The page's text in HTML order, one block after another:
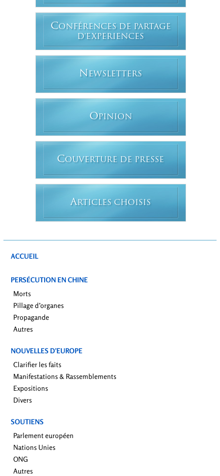
CONFÉRENCES DE PARTAGE
D'EXPERIENCES
N EWSLETTERS
OPINION
COUVERTURE DE PRESSE
ARTICLES CHOISIS
ACCUEIL
PERSÉCUTION EN CHINE
Morts
Pillage d’organes
Propagande
Autres
NOUVELLES D’EUROPE
Clarifier les faits
Manifestations & Rassemblements
Expositions
Divers
SOUTIENS
Parlement européen
Nations Unies
ONG
Autres